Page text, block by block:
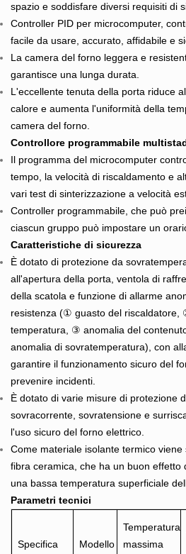
spazio e soddisfare diversi requisiti di
Controller PID per microcomputer,
facile da usare, accurato, affidabile e
La camera del forno leggera e
garantisce una lunga durata.
L'eccellente tenuta della porta riduce
calore e aumenta l'uniformità della
camera del forno.
Controllore programmabile
Il programma del microcomputer
tempo, la velocità di riscaldamento e
vari test di sinterizzazione a velocità
Controller programmabile, che può
ciascun gruppo può impostare un
Caratteristiche di sicurezza
È dotato di protezione da
all'apertura della porta, ventola di
della scatola e funzione di allarme
resistenza (① guasto del riscaldatore,
temperatura, ③ anomalia del
anomalia di sovratemperatura), con
garantire il funzionamento sicuro del
prevenire incidenti.
È dotato di varie misure di protezione
sovracorrente, sovratensione e
l'uso sicuro del forno elettrico.
Come materiale isolante termico
fibra ceramica, che ha un buon effetto
una bassa temperatura superficiale
Parametri tecnici
Specifica Modello
Temperatura
massima